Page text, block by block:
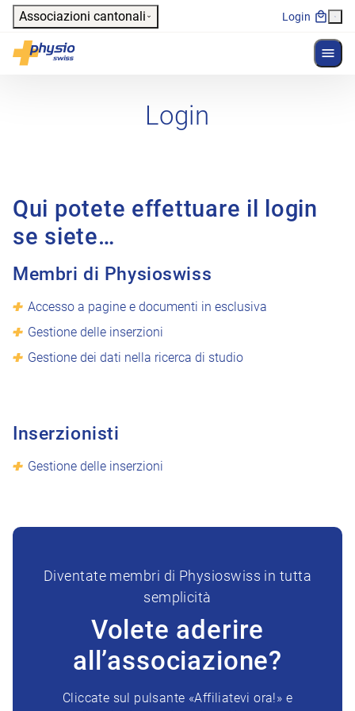
Header
Associazioni cantonali Login
Physioswiss
Navigazione principale
Login
Qui potete effettuare il login
se siete…
Membri di Physioswiss
Accesso a pagine e documenti in esclusiva
Gestione delle inserzioni
Gestione dei dati nella ricerca di studio
Inserzionisti
Gestione delle inserzioni
Diventate membri di Physioswiss in tutta
semplicità
Volete aderire
all’associazione?
Cliccate sul pulsante «Affiliatevi ora!» e